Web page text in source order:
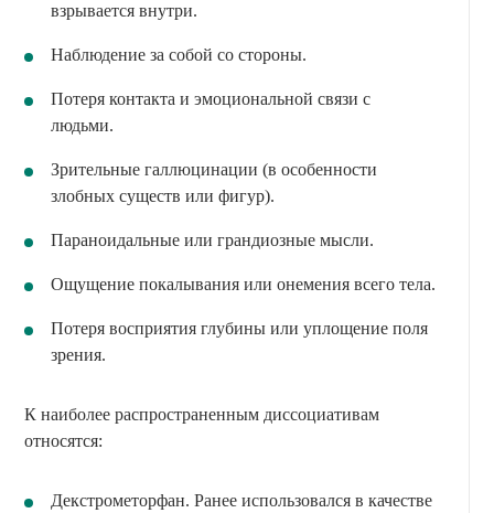
взрывается внутри.
Наблюдение за собой со стороны.
Потеря контакта и эмоциональной связи с
людьми.
Зрительные галлюцинации (в особенности
злобных существ или фигур).
Параноидальные или грандиозные мысли.
Ощущение покалывания или онемения всего тела.
Потеря восприятия глубины или уплощение поля
зрения.
К наиболее распространенным диссоциативам
относятся:
Декстрометорфан. Ранее использовался в качестве